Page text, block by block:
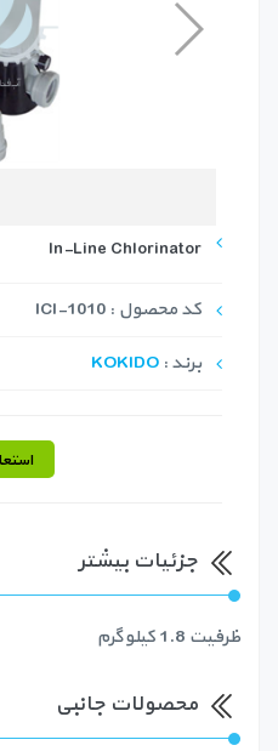
In-Line Chlorinator
کد محصول : ICI-1010
برند : KOKIDO
جزئیات بیشتر
ظرفیت 1.8 کیلوگرم
محصولات جانبی